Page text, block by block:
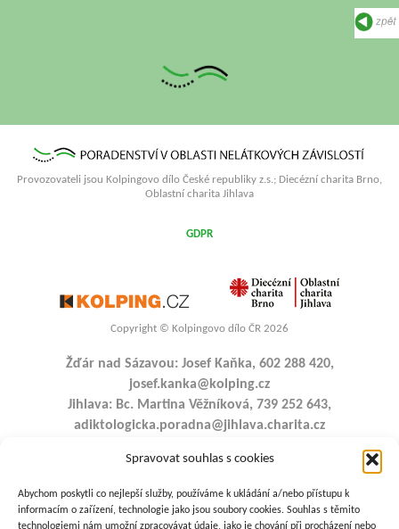
Spravovat souhlas s cookies
Abychom poskytli co nejlepší služby, používáme k ukládání a/nebo přístupu k
informacím o zařízení, technologie jako jsou soubory cookies. Souhlas s těmito
technologiemi nám umožní zpracovávat údaje, jako je chování při procházení nebo
Provozovateli jsou Kolpingovo dílo České republiky z.s.; Diecézní charita Brno,
Oblastní charita Jihlava
GDPR
Copyright © Kolpingovo dílo ČR 2026
Žďár nad Sázavou: Josef Kaňka, 602 288 420,
josef.kanka@kolping.cz
Jihlava: Bc. Martina Věžníková, 739 252 643,
adiktologicka.poradna@jihlava.charita.cz
martin.prasek@kolping.cz
Bystřice nad Pernštejnem: Josef Kaňka, 602 288 420,
josef.kanka@kolping.cz